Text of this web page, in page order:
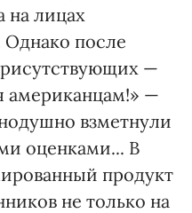
на лицах
Однако после
—
американцам!» —
взметнули
оценками... В
продукт
не только на